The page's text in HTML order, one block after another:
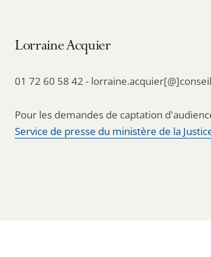
Lorraine Acquier
01 72 60 58 42 -
Pour les demandes de captation
Service de presse du ministère de la